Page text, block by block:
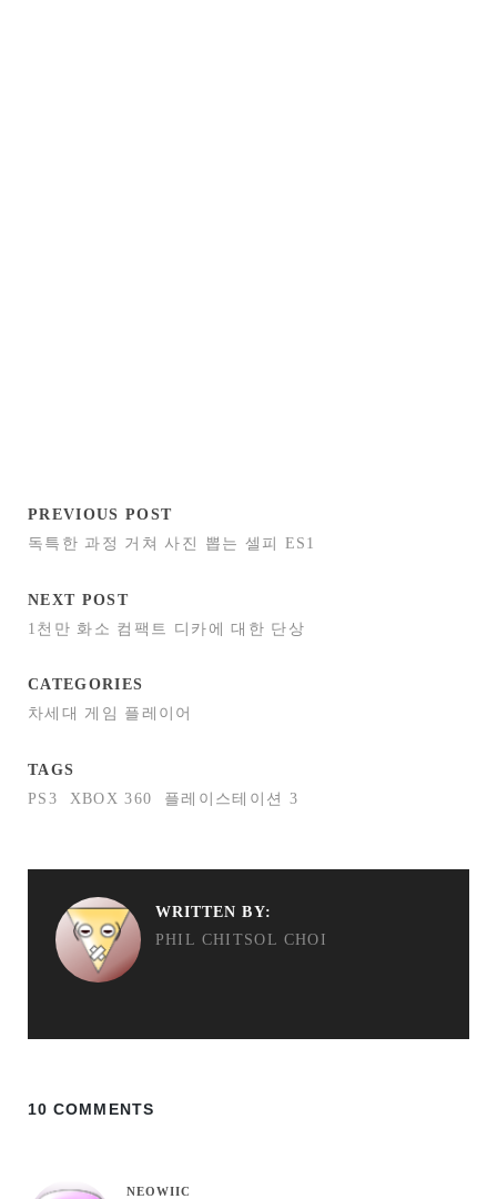
PREVIOUS POST
독특한 과정 거쳐 사진 뽑는 셀피 ES1
NEXT POST
1천만 화소 컴팩트 디카에 대한 단상
CATEGORIES
차세대 게임 플레이어
TAGS
PS3
XBOX 360 플레이스테이션 3
WRITTEN BY:
PHIL CHITSOL CHOI
10 COMMENTS
NEOWIIC